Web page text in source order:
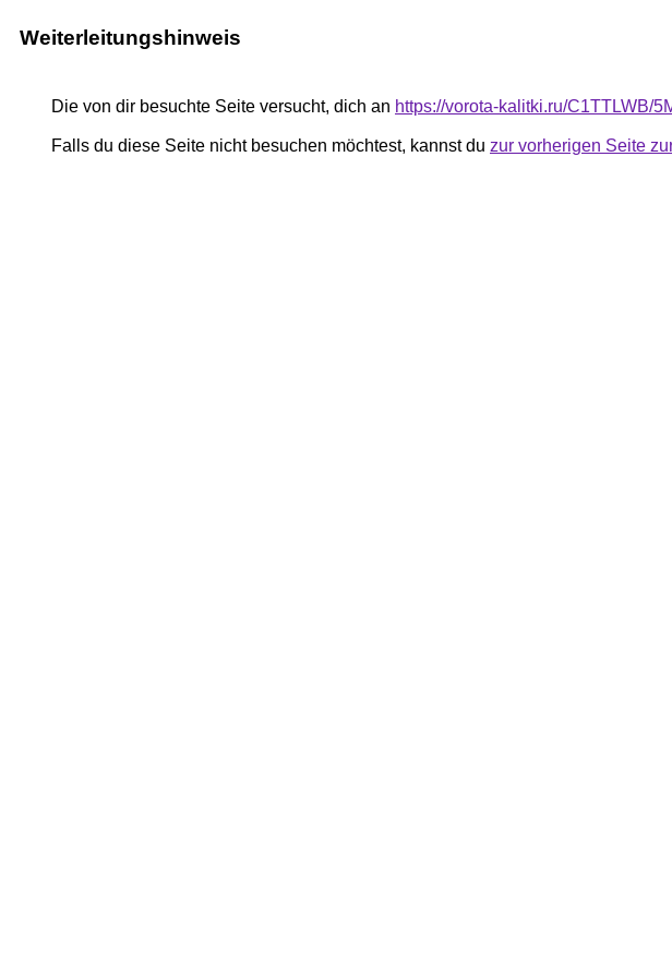
Weiterleitungshinweis
Die von dir besuchte Seite versucht, dich an https://vorota-kalitki.ru/C1TTLWB/
Falls du diese Seite nicht besuchen möchtest, kannst du zur vorherigen Seite